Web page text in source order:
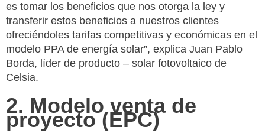
es tomar los beneficios que nos otorga la ley y
transferir estos beneficios a nuestros clientes
ofreciéndoles tarifas competitivas y económicas en el
modelo PPA de energía solar”, explica Juan Pablo
Borda, líder de producto – solar fotovoltaico de
Celsia.
2. Modelo venta de
proyecto (EPC)